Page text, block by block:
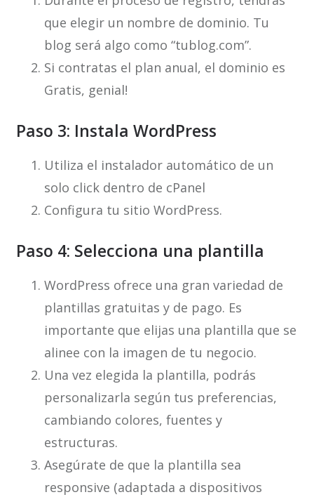
que elegir un nombre de dominio. Tu
blog será algo como “tublog.com”.
Si contratas el plan anual, el dominio es
Gratis, genial!
Paso 3: Instala WordPress
Utiliza el instalador automático de un
solo click dentro de cPanel
Configura tu sitio WordPress.
Paso 4: Selecciona una plantilla
WordPress ofrece una gran variedad de
plantillas gratuitas y de pago. Es
importante que elijas una plantilla que se
alinee con la imagen de tu negocio.
Una vez elegida la plantilla, podrás
personalizarla según tus preferencias,
cambiando colores, fuentes y
estructuras.
Asegúrate de que la plantilla sea
responsive (adaptada a dispositivos